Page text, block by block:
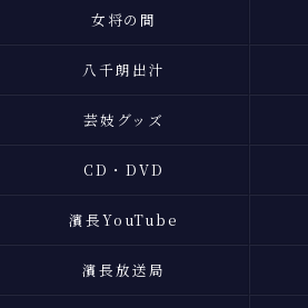
女将の間
八千朗出汁
芸妓グッズ
CD・DVD
濱長YouTube
濱長放送局